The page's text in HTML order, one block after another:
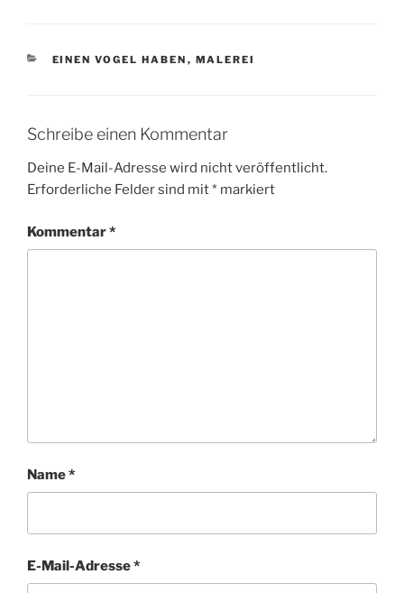
KATEGORIEN
EINEN VOGEL HABEN , MALEREI
Schreibe einen Kommentar
Deine E-Mail-Adresse wird nicht veröffentlicht.
Erforderliche Felder sind mit* markiert
Kommentar*
Name*
E-Mail-Adresse*